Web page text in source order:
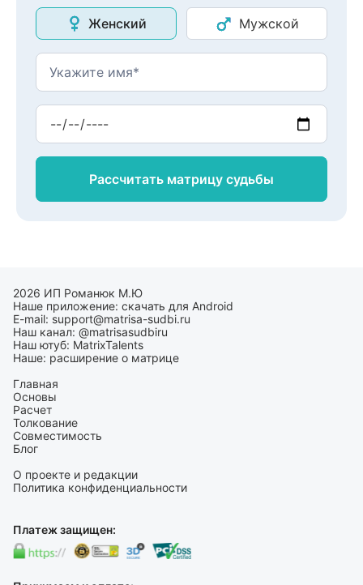
Женский Мужской
Рассчитать матрицу судьбы
2026 ИП Романюк М.Ю
Наше приложение: скачать для Android
E-mail: support@matrisa-sudbi.ru
Наш канал: @matrisasudbiru
Наш ютуб: MatrixTalents
Наше: расширение о матрице
Главная
Основы
Расчет
Толкование
Совместимость
Блог
О проекте и редакции
Политика конфиденциальности
Платеж защищен: